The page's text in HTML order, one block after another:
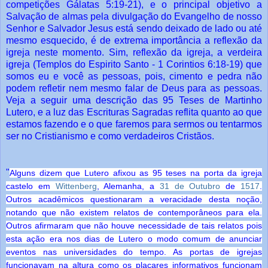
competições Gálatas 5:19-21), e o principal objetivo a
Salvação de almas pela divulgação do Evangelho de nosso
Senhor e Salvador Jesus está sendo deixado de lado ou até
mesmo esquecido, é de extrema importância a reflexão da
igreja neste momento. Sim, reflexão da igreja, a verdeira
igreja (Templos do Espirito Santo - 1 Corintios 6:18-19) que
somos eu e você as pessoas, pois, cimento e pedra não
podem refletir nem mesmo falar de Deus para as pessoas.
Veja a seguir uma descrição das 95 Teses de Martinho
Lutero, e a luz das Escrituras Sagradas reflita quanto ao que
estamos fazendo e o que faremos para sermos ou tentarmos
ser no Cristianismo e como verdadeiros Cristãos.
"Alguns dizem que Lutero afixou as 95 teses na porta da igreja
castelo em Wittenberg , Alemanha, a 31 de Outubro de 1517
Outros acadêmicos questionaram a veracidade desta noção,
notando que não existem relatos de contemporâneos para ela.
Outros afirmaram que não houve necessidade de tais relatos pois
esta ação era nos dias de Lutero o modo comum de anunciar
eventos nas universidades do tempo. As portas de igrejas
funcionavam na altura como os placares informativos funcionam